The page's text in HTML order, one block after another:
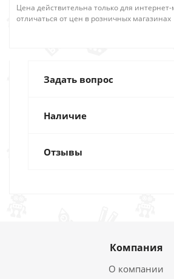
Цена действительна только для
отличаться от цен в розничных магазинах
Задать вопрос
Наличие
Отзывы
Компания
О компании